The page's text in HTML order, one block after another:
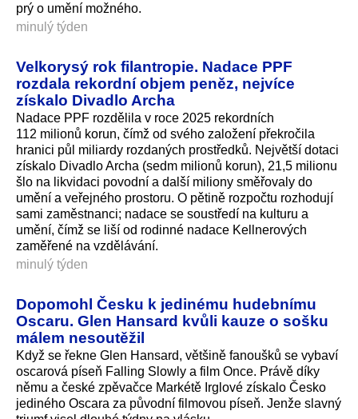
prý o umění možného.
minulý týden
Velkorysý rok filantropie. Nadace PPF
rozdala rekordní objem peněz, nejvíce
získalo Divadlo Archa
Nadace PPF rozdělila v roce 2025 rekordních
112 milionů korun, čímž od svého založení překročila
hranici půl miliardy rozdaných prostředků. Největší dotaci
získalo Divadlo Archa (sedm milionů korun), 21,5 milionu
šlo na likvidaci povodní a další miliony směřovaly do
umění a veřejného prostoru. O pětině rozpočtu rozhodují
sami zaměstnanci; nadace se soustředí na kulturu a
umění, čímž se liší od rodinné nadace Kellnerových
zaměřené na vzdělávání.
minulý týden
Dopomohl Česku k jedinému hudebnímu
Oscaru. Glen Hansard kvůli kauze o sošku
málem nesoutěžil
Když se řekne Glen Hansard, většině fanoušků se vybaví
oscarová píseň Falling Slowly a film Once. Právě díky
němu a české zpěvačce Markétě Irglové získalo Česko
jediného Oscara za původní filmovou píseň. Jenže slavný